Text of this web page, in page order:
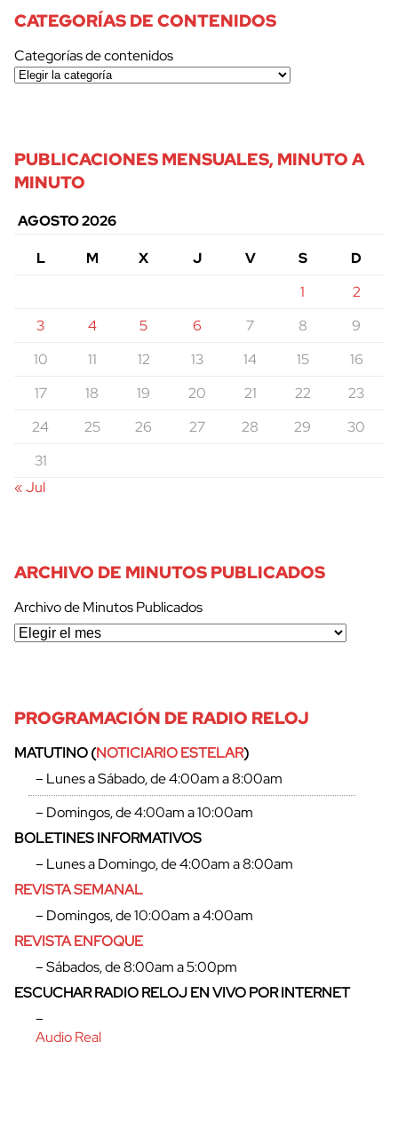
cerrar
CATEGORÍAS DE CONTENIDOS
Categorías de contenidos
PUBLICACIONES MENSUALES, MINUTO A
MINUTO
AGOSTO 2026
L
M X J V S
D
1
2
3
4 5 6 7 8
9
10
11 12 13 14 15
16
17
18 19 20 21 22
23
24
25 26 27 28 29
30
31
« Jul
ARCHIVO DE MINUTOS PUBLICADOS
Archivo de Minutos Publicados
PROGRAMACIÓN DE RADIO RELOJ
MATUTINO (NOTICIARIO ESTELAR)
– Lunes a Sábado, de 4:00am a 8:00am
– Domingos, de 4:00am a 10:00am
BOLETINES INFORMATIVOS
– Lunes a Domingo, de 4:00am a 8:00am
REVISTA SEMANAL
– Domingos, de 10:00am a 4:00am
REVISTA ENFOQUE
– Sábados, de 8:00am a 5:00pm
ESCUCHAR RADIO RELOJ EN VIVO POR INTERNET
–
Audio Real